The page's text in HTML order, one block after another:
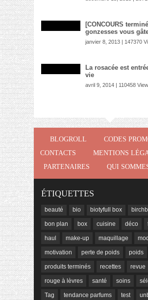
[CONCOURS
gonzesses vous
janvier 8, 2013 | 147370
La rosacée est
vie
avril 9, 2014 | 110458
BLOGROLL
CODES
CONTACTS
MENTIONS
PARTENAIRES
QUI
ÉTIQUETTES
beauté bio biotyfull box
bon plan box cuisine déco
haul make-up maquillage
motivation perte de poids poids
produits terminés recettes revue
rouge à lèvres santé soins
Tag tendance parfums test